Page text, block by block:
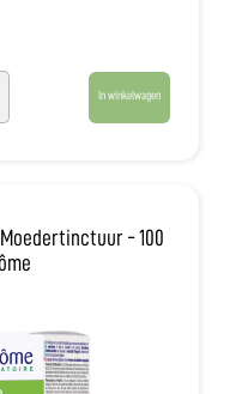
In winkelwagen
- 100